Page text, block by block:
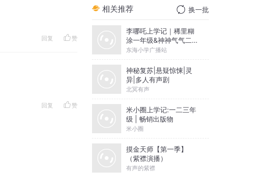
回复 赞
回复 赞
相关推荐 换一批
李哪吒上学记｜稀里糊
涂一年级&神神气气二年
级
东海小学广播站
神秘复苏|悬疑惊悚|灵
异|多人有声剧
北冥有声
米小圈上学记:一二三年
级 | 畅销出版物
米小圈
摸金天师【第一季】
（紫襟演播）
有声的紫襟